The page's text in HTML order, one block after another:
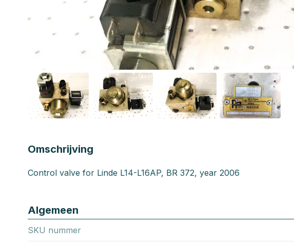
Omschrijving
Control valve for Linde L14-L16AP, BR 372, year 2006
Algemeen
SKU nummer